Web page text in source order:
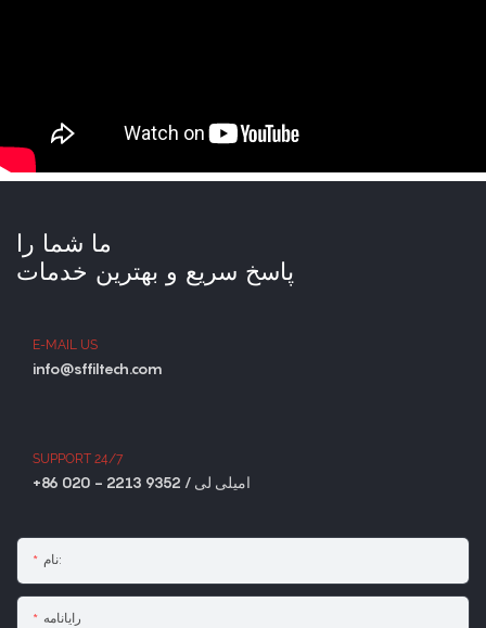
ما شما را
پاسخ سریع و بهترین خدمات
E-MAIL US
info@sffiltech.com
SUPPORT 24/7
+86 020 - 2213 9352 / امیلی لی
نام:
رایانامه